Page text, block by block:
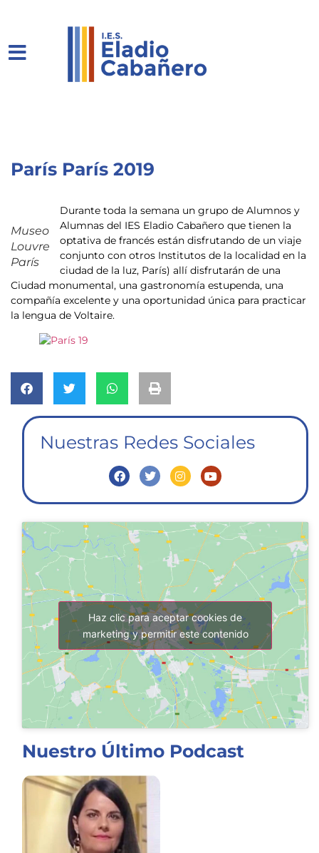
París París 2019
Museo
Louvre
París
Durante toda la semana un grupo de Alumnos y
Alumnas del IES Eladio Cabañero que tienen la
optativa de francés están disfrutando de un viaje
conjunto con otros Institutos de la localidad en la
ciudad de la luz, París) allí disfrutarán de una
Ciudad monumental, una gastronomía estupenda, una
compañía excelente y una oportunidad única para practicar
la lengua de Voltaire.
Nuestras Redes Sociales
Haz clic para aceptar cookies de
marketing y permitir este contenido
Nuestro Último Podcast